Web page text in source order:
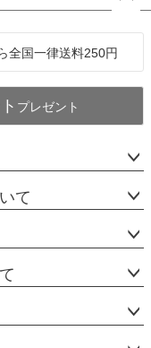
ジト
へ
全国一律送料250円
プレゼント
て